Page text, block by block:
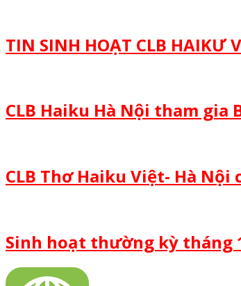
TIN SINH HOẠT CLB HAIKƯ
CLB Haiku Hà Nội tham gia
CLB Thơ Haiku Việt- Hà
Sinh hoạt thường kỳ tháng